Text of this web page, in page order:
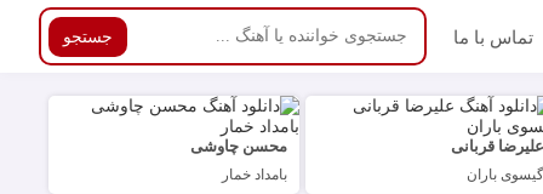
تماس با ما جستجو
قربانی
باران
محسن چاوشی
بامداد خمار